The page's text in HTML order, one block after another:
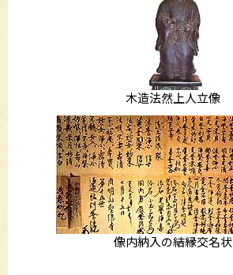
木造法然上人立像
像内納入の結縁交名状